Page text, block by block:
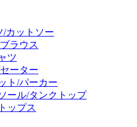
/カットソー
ラウス
ツ
ーター
ト/パーカー
ール/タンクトップ
ップス